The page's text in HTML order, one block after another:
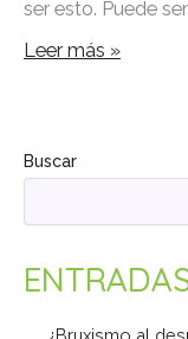
ser esto. Puede
Leer más »
Buscar